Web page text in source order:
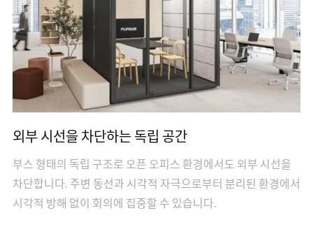
외부 시선을 차단하는 독립 공간
부스 형태의 독립 구조로 오픈 오피스 환경에서도 외부 시선을
차단합니다. 주변 동선과 시각적 자극으로부터 분리된 환경에서
시각적 방해 없이 회의에 집중할 수 있습니다.